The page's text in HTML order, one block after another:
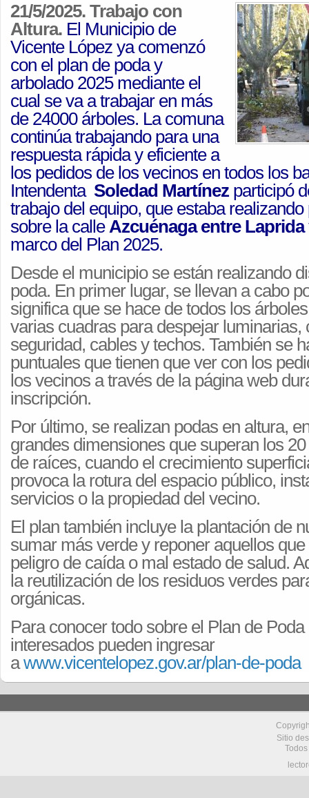
21/5/2025. Trabajo con
Altura. El Municipio de
Vicente López ya comenzó
con el plan de poda y
arbolado 2025 mediante el
cual se va a trabajar en más
de 24000 árboles. La comuna
continúa trabajando para una
respuesta rápida y eficiente a
los pedidos de los vecinos en todos los
Intendenta Soledad Martínez participó
trabajo del equipo, que estaba
sobre la calleAzcuénaga entre Laprida
marco del Plan 2025.
Desde el municipio se están realizando
poda. En primer lugar, se llevan a cabo
significa que se hace de todos los
varias cuadras para despejar luminarias,
seguridad, cables y techos. También se
puntuales que tienen que ver con los
los vecinos a través de la página web
inscripción.
Por último, se realizan podas en altura,
grandes dimensiones que superan los
de raíces, cuando el crecimiento
provoca la rotura del espacio público,
servicios o la propiedad del vecino.
El plan también incluye la plantación de
sumar más verde y reponer aquellos
peligro de caída o mal estado de salud.
la reutilización de los residuos verdes
orgánicas.
Para conocer todo sobre el Plan de
interesados pueden ingresar
awww.vicentelopez.gov.ar/plan-de-poda
Sitio